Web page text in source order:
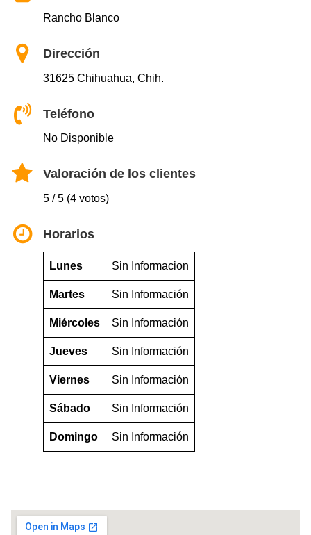
Rancho Blanco
Dirección
31625 Chihuahua, Chih.
Teléfono
No Disponible
Valoración de los clientes
5 / 5 (4 votos)
Horarios
Lunes Sin Informacion
Martes Sin Información
Miércoles Sin Información
Jueves Sin Información
Viernes Sin Información
Sábado Sin Información
Domingo Sin Información